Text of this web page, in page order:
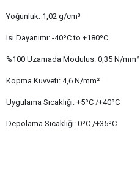
Yoğunluk: 1,02 g/cm³
Isı Dayanımı: -40ºC to +180ºC
%100 Uzamada Modulus: 0,35 N/mm²
Kopma Kuvveti: 4,6 N/mm²
Uygulama Sıcaklığı: +5ºC /+40ºC
Depolama Sıcaklığı: 0ºC /+35ºC